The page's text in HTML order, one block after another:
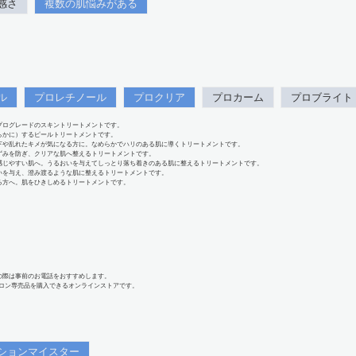
さ 複数の肌悩みがある
プロレチノール プロクリア プロカーム プロブライト
グレードのスキントリートメントです。
に）するピールトリートメントです。
乱れたキメが気になる方に。なめらかでハリのある肌に導くトリートメントです。
を防ぎ、クリアな肌へ整えるトリートメントです。
やすい肌へ。うるおいを与えてしっとり落ち着きのある肌に整えるトリートメントです。
与え、澄み渡るような肌に整えるトリートメントです。
へ。肌をひきしめるトリートメントです。
は事前のお電話をおすすめします。
専売品を購入できるオンラインストアです。
ョンマイスター